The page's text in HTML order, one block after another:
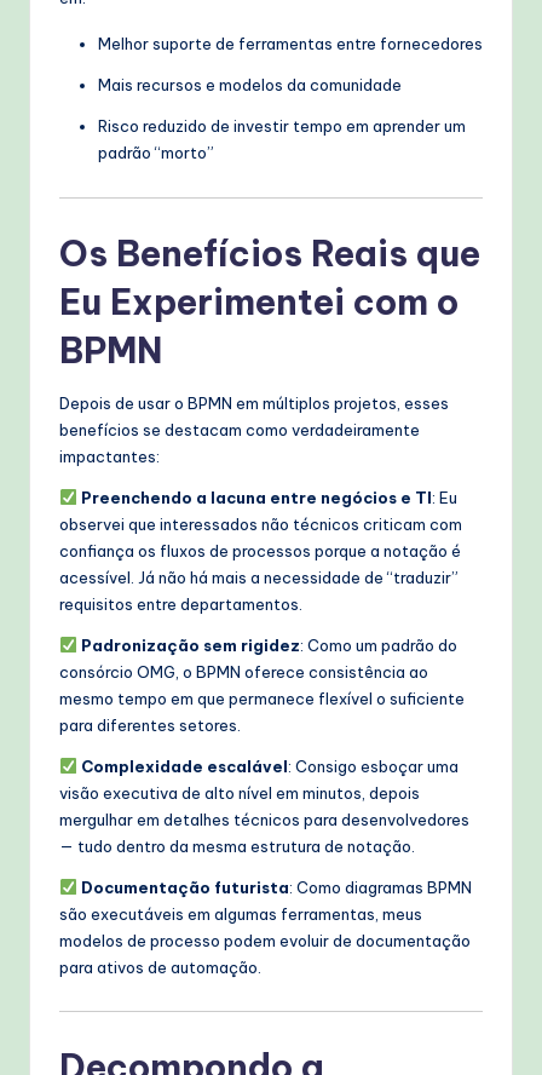
Melhor suporte de ferramentas entre fornecedores
Mais recursos e modelos da comunidade
Risco reduzido de investir tempo em aprender um
padrão “morto”
Os Benefícios Reais que
Eu Experimentei com o
BPMN
Depois de usar o BPMN em múltiplos projetos, esses
benefícios se destacam como verdadeiramente
impactantes:
Preenchendo a lacuna entre negócios e TI: Eu
observei que interessados não técnicos criticam com
confiança os fluxos de processos porque a notação é
acessível. Já não há mais a necessidade de “traduzir”
requisitos entre departamentos.
Padronização sem rigidez: Como um padrão do
consórcio OMG, o BPMN oferece consistência ao
mesmo tempo em que permanece flexível o suficiente
para diferentes setores.
Complexidade escalável: Consigo esboçar uma
visão executiva de alto nível em minutos, depois
mergulhar em detalhes técnicos para desenvolvedores
— tudo dentro da mesma estrutura de notação.
Documentação futurista: Como diagramas BPMN
são executáveis em algumas ferramentas, meus
modelos de processo podem evoluir de documentação
para ativos de automação.